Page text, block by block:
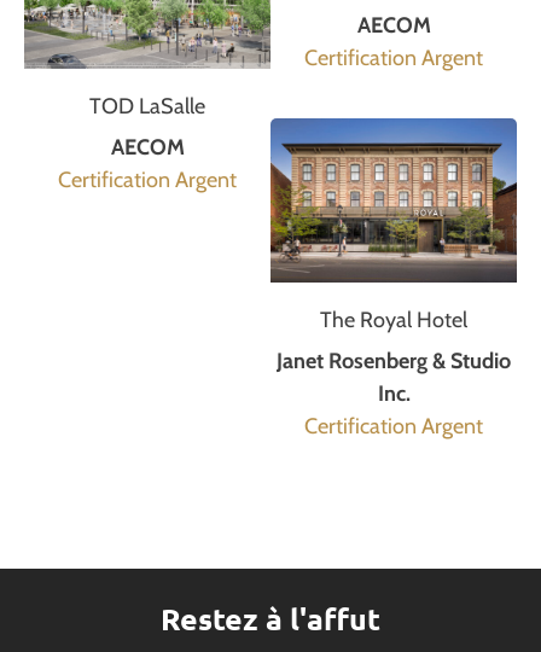
TOD LaSalle
AECOM
Certification Argent
AECOM
Certification Argent
The Royal Hotel
Janet Rosenberg & Studio
Inc.
Certification Argent
Restez à l'affut